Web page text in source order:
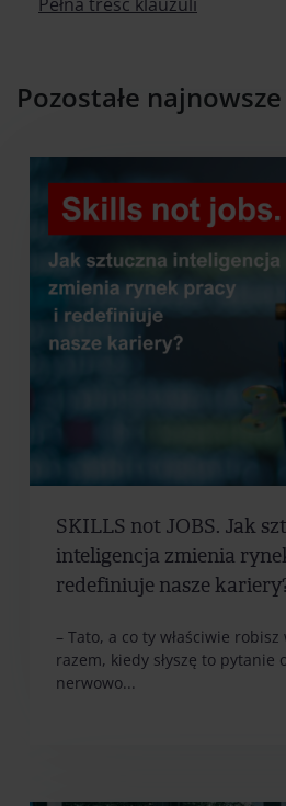
Pozostałe
SKILLS not JOBS. Jak
inteligencja zmienia
redefiniuje nasze
– Tato, a co ty właściwie
razem, kiedy słyszę to pytanie
nerwowo...